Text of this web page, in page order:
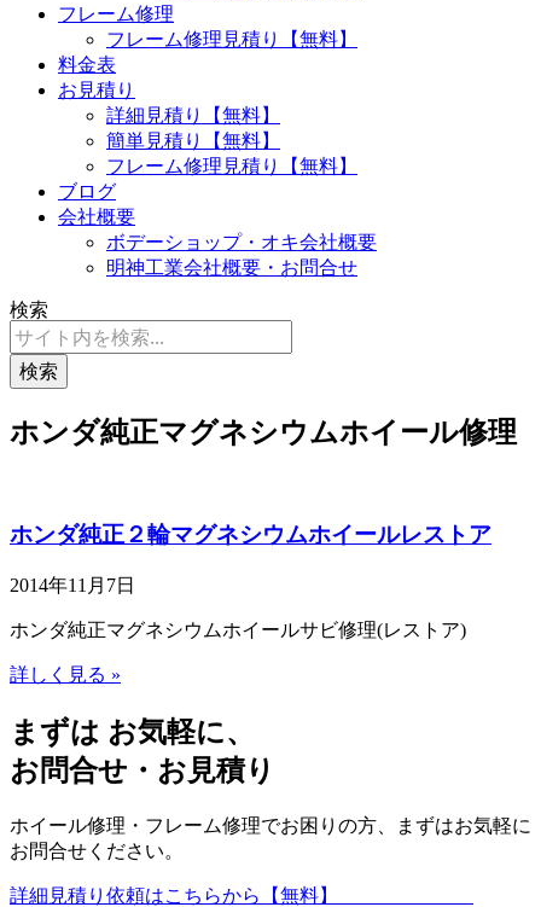
フレーム修理
フレーム修理見積り【無料】
料金表
お見積り
詳細見積り【無料】
簡単見積り【無料】
フレーム修理見積り【無料】
ブログ
会社概要
ボデーショップ・オキ会社概要
明神工業会社概要・お問合せ
検索
検索
ホンダ純正マグネシウムホイール修理
ホンダ純正２輪マグネシウムホイールレストア
2014年11月7日
ホンダ純正マグネシウムホイールサビ修理(レストア)
詳しく見る »
まずは お気軽に、
お問合せ・お見積り
ホイール修理・フレーム修理でお困りの方、まずはお気軽に
お問合せください。
詳細見積り依頼はこちらから【無料】